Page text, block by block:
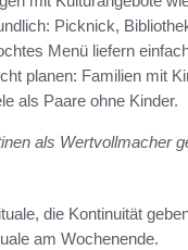
Picknick,
Menü liefern
planen: Familien mit
als Paare ohne Kinder.
als Wertvollmacher
die Kontinuität
am Wochenende.